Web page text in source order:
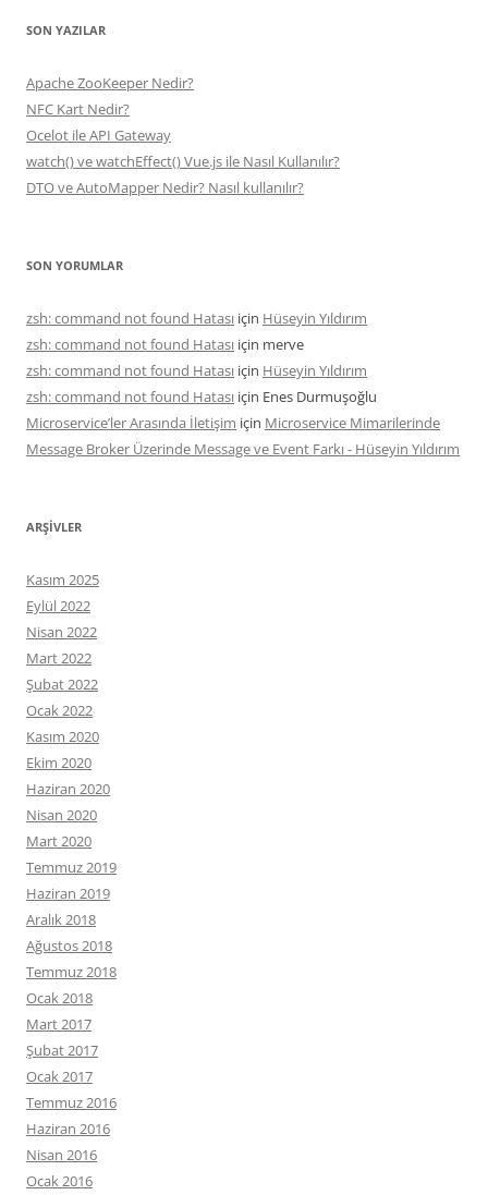
SON YAZILAR
Apache ZooKeeper Nedir?
NFC Kart Nedir?
Ocelot ile API Gateway
watch() ve watchEffect() Vue.js ile Nasıl Kullanılır?
DTO ve AutoMapper Nedir? Nasıl kullanılır?
SON YORUMLAR
zsh: command not found Hatası için Hüseyin Yıldırım
zsh: command not found Hatası için merve
zsh: command not found Hatası için Hüseyin Yıldırım
zsh: command not found Hatası için Enes Durmuşoğlu
Microservice’ler Arasında İletişim için Microservice Mimarilerinde
Message Broker Üzerinde Message ve Event Farkı - Hüseyin Yıldırım
ARŞIVLER
Kasım 2025
Eylül 2022
Nisan 2022
Mart 2022
Şubat 2022
Ocak 2022
Kasım 2020
Ekim 2020
Haziran 2020
Nisan 2020
Mart 2020
Temmuz 2019
Haziran 2019
Aralık 2018
Ağustos 2018
Temmuz 2018
Ocak 2018
Mart 2017
Şubat 2017
Ocak 2017
Temmuz 2016
Haziran 2016
Nisan 2016
Ocak 2016